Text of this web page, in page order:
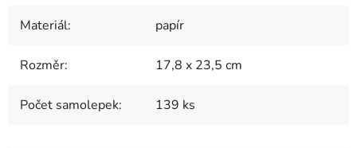
Materiál: papír
Rozměr: 17,8 x 23,5 cm
Počet samolepek: 139 ks